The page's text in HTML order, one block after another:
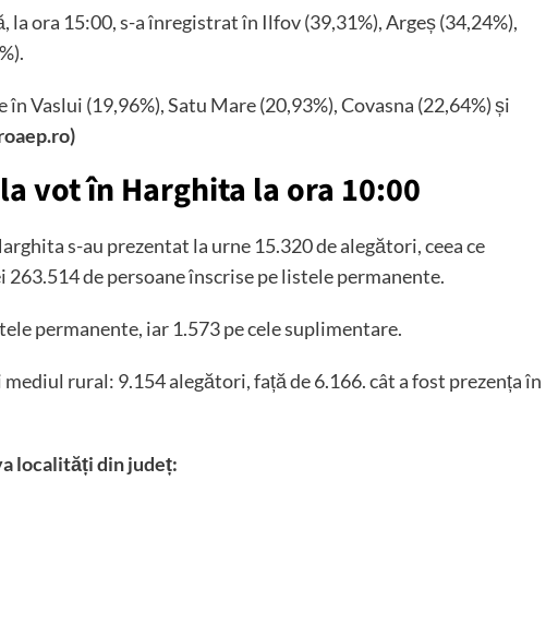
la ora 15:00, s-a înregistrat în Ilfov (39,31%), Argeș (34,24%),
Vaslui (19,96%), Satu Mare (20,93%), Covasna (22,64%) și
vot în Harghita la ora 10:00
s-au prezentat la urne 15.320 de alegători, ceea ce
263.514 de persoane înscrise pe listele permanente.
permanente, iar 1.573 pe cele suplimentare.
rural: 9.154 alegători, față de 6.166. cât a fost prezența în
localități din județ: